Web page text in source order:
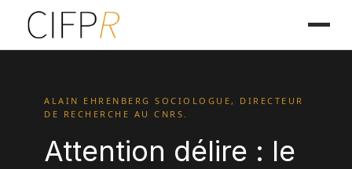
ALAIN EHRENBERG SOCIOLOGUE, DIRECTEUR
DE RECHERCHE AU CNRS.
Attention délire : le